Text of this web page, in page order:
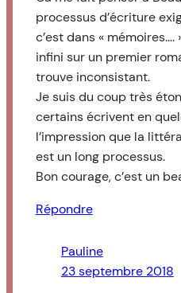
processus d’écriture
c’est dans «
infini sur un premier
trouve inconsistant.
Je suis du coup très
certains écrivent en
l’impression que la
est un long processus.
Bon courage, c’est un
Répondre
Pauline
23 septembre 2018